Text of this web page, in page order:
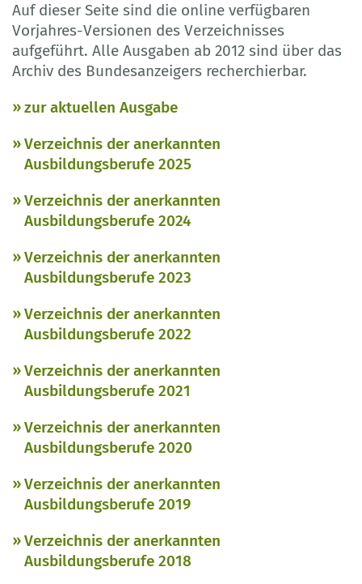
Auf dieser Seite sind die online verfügbaren
Vorjahres-Versionen des Verzeichnisses
aufgeführt. Alle Ausgaben ab 2012 sind über das
Archiv des Bundesanzeigers recherchierbar.
zur aktuellen Ausgabe
Verzeichnis der anerkannten
Ausbildungsberufe 2025
Verzeichnis der anerkannten
Ausbildungsberufe 2024
Verzeichnis der anerkannten
Ausbildungsberufe 2023
Verzeichnis der anerkannten
Ausbildungsberufe 2022
Verzeichnis der anerkannten
Ausbildungsberufe 2021
Verzeichnis der anerkannten
Ausbildungsberufe 2020
Verzeichnis der anerkannten
Ausbildungsberufe 2019
Verzeichnis der anerkannten
Ausbildungsberufe 2018